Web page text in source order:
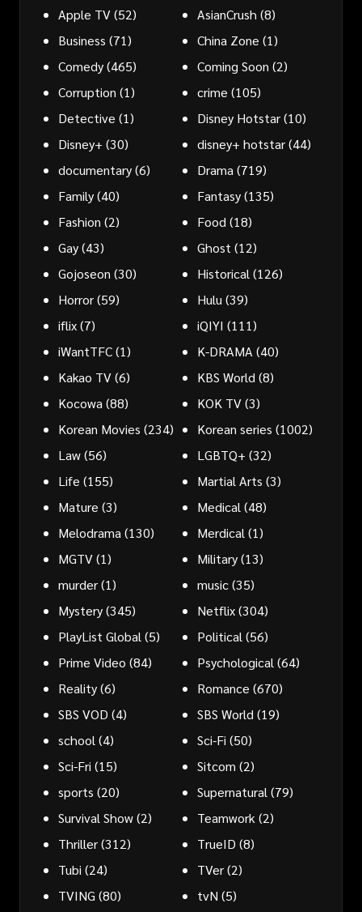
Apple TV(52) AsianCrush (8)
Business (71) China Zone (1)
Comedy(465) Coming Soon (2)
Corruption (1) crime (105)
Detective (1) Disney Hotstar(10)
Disney+ (30) disney+ hotstar(44)
documentary(6) Drama (719)
Family(40) Fantasy(135)
Fashion (2) Food (18)
Gay(43) Ghost (12)
Gojoseon (30) Historical (126)
Horror(59) Hulu (39)
iflix(7) iQIYI (111)
iWantTFC(1) K-DRAMA (40)
Kakao TV(6) KBS World (8)
Kocowa (88) KOK TV(3)
Korean Movies (234) Korean series (1002)
Law(56) LGBTQ+ (32)
Life (155) Martial Arts (3)
Mature (3) Medical (48)
Melodrama (130) Merdical (1)
MGTV(1) Military(13)
murder(1) music(35)
Mystery(345) Netflix(304)
PlayList Global (5) Political (56)
Prime Video (84) Psychological (64)
Reality(6) Romance (670)
SBS VOD (4) SBS World (19)
school (4) Sci-Fi (50)
Sci-Fri (15) Sitcom (2)
sports (20) Supernatural (79)
Survival Show(2) Teamwork (2)
Thriller(312) TrueID (8)
Tubi (24) TVer(2)
TVING (80) tvN (5)